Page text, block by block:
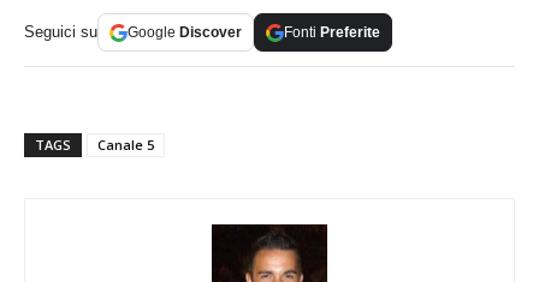
Seguici su Google Discover Fonti Preferite
TAGS Canale 5